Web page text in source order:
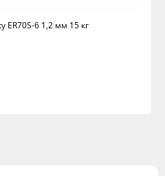
ER70S-6 1,2 мм 15 кг